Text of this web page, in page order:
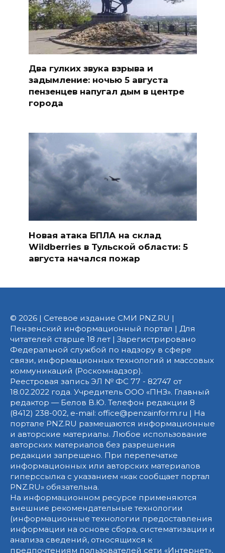
Два гулких звука взрыва и
задымление: ночью 5 августа
пензенцев напугал дым в центре
города
Новая атака БПЛА на склад
Wildberries в Тульской области: 5
августа начался пожар
© 2026 | Сетевое издание СМИ PNZ.RU |
Пензенский информационный портал | Для
читателей старше 18 лет | Зарегистрировано
Федеральной службой по надзору в сфере
связи, информационных технологий и массовых
коммуникаций (Роскомнадзор).
Реестровая запись ЭЛ № ФС 77 - 82747 от
18.02.2022 года. Учредитель ООО «ПНЗ». Главный
редактор — Белов В.Ю. Телефон редакции 8
(8412) 238-002, e-mail: office@penzainform.ru | На
портале PNZ.RU размещаются информационные
и авторские материалы. Любое использование
авторских материалов без разрешения
редакции запрещено. При перепечатке
информационных или авторских материалов
гиперссылка с указанием «как сообщает портал
PNZ.RU» обязательна.
На информационном ресурсе применяются
внешние рекомендательные технологии
(информационные технологии предоставления
информации на основе сбора, систематизации и
анализа сведений, относящихся к
предпочтениям пользователей сети «Интернет»,